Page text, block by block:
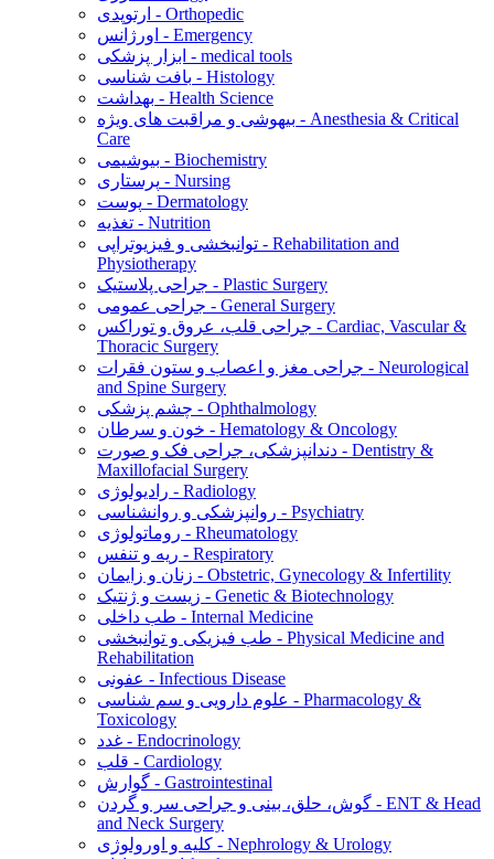
ارتوپدی - Orthopedic
اورژانس - Emergency
ابزار پزشکی - medical tools
بافت شناسی - Histology
بهداشت - Health Science
بیهوشی و مراقبت های ویژه - Anesthesia & Critical
Care
بیوشیمی - Biochemistry
پرستاری - Nursing
پوست - Dermatology
تغذیه - Nutrition
توانبخشی و فیزیوتراپی - Rehabilitation and
Physiotherapy
جراحی پلاستیک - Plastic Surgery
جراحی عمومی - General Surgery
جراحی قلب، عروق و توراکس - Cardiac, Vascular &
Thoracic Surgery
جراحی مغز و اعصاب و ستون فقرات - Neurological
and Spine Surgery
چشم پزشکی - Ophthalmology
خون و سرطان - Hematology & Oncology
دندانپزشکی، جراحی فک و صورت - Dentistry &
Maxillofacial Surgery
رادیولوژی - Radiology
روانپزشکی و روانشناسی - Psychiatry
روماتولوژی - Rheumatology
ریه و تنفس - Respiratory
زنان و زایمان - Obstetric, Gynecology & Infertility
زیست و ژنتیک - Genetic & Biotechnology
طب داخلی - Internal Medicine
طب فیزیکی و توانبخشی - Physical Medicine and
Rehabilitation
عفونی - Infectious Disease
علوم دارویی و سم شناسی - Pharmacology &
Toxicology
غدد - Endocrinology
قلب - Cardiology
گوارش - Gastrointestinal
گوش، حلق، بینی و جراحی سر و گردن - ENT & Head
and Neck Surgery
کلیه و اورولوژی - Nephrology & Urology